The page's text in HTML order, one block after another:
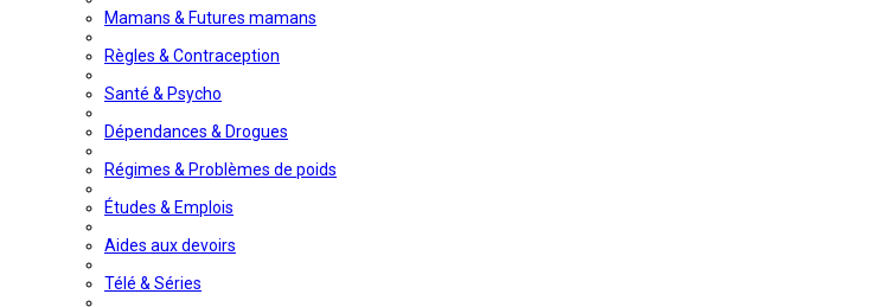
Mamans & Futures mamans
Règles & Contraception
Santé & Psycho
Dépendances & Drogues
Régimes & Problèmes de poids
Études & Emplois
Aides aux devoirs
Télé & Séries